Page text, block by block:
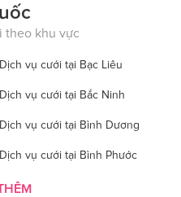
theo khu vực
Dịch vụ cưới tại Bạc Liêu
Dịch vụ cưới tại Bắc Ninh
Dịch vụ cưới tại Bình Dương
Dịch vụ cưới tại Bình Phước
vụ cưới tại Cà Mau